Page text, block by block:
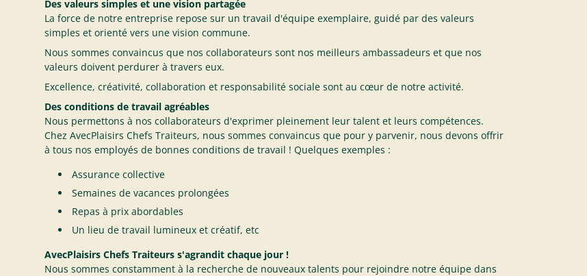
Des valeurs simples et une vision partagée
La force de notre entreprise repose sur un travail d'équipe exemplaire, guidé par des valeurs
simples et orienté vers une vision commune.
Nous sommes convaincus que nos collaborateurs sont nos meilleurs ambassadeurs et que nos
valeurs doivent perdurer à travers eux.
Excellence, créativité, collaboration et responsabilité sociale sont au cœur de notre activité.
Des conditions de travail agréables
Nous permettons à nos collaborateurs d'exprimer pleinement leur talent et leurs compétences.
Chez AvecPlaisirs Chefs Traiteurs, nous sommes convaincus que pour y parvenir, nous devons offrir
à tous nos employés de bonnes conditions de travail ! Quelques exemples :
Assurance collective
Semaines de vacances prolongées
Repas à prix abordables
Un lieu de travail lumineux et créatif, etc
AvecPlaisirs Chefs Traiteurs s'agrandit chaque jour !
Nous sommes constamment à la recherche de nouveaux talents pour rejoindre notre équipe dans